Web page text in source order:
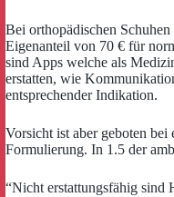
Bei orthopädischen
Eigenanteil von 70 € für
sind Apps welche als
erstatten, wie
entsprechender Indikation.
Vorsicht ist aber geboten bei
Formulierung. In 1.5 der
“Nicht erstattungsfähig sind